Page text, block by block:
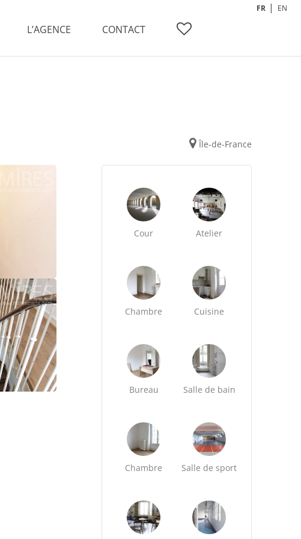
L’AGENCE CONTACT
FR EN
Île-de-France
Cour Atelier
Chambre Cuisine
Bureau Salle de bain
Chambre Salle de sport